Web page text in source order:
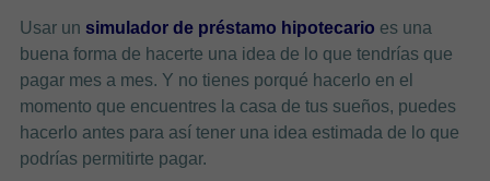
Usar un simulador de préstamo hipotecario es una
buena forma de hacerte una idea de lo que tendrías que
pagar mes a mes. Y no tienes porqué hacerlo en el
momento que encuentres la casa de tus sueños, puedes
hacerlo antes para así tener una idea estimada de lo que
podrías permitirte pagar.